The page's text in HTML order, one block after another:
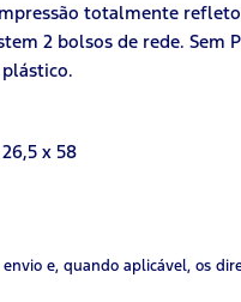
totalmente
2 bolsos de rede. Sem
,5 x 58
envio e, quando aplicável, os